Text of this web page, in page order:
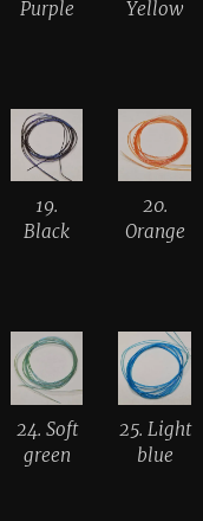
Purple
Yellow
19.
Black
20.
Orange
24. Soft
green
25. Light
blue